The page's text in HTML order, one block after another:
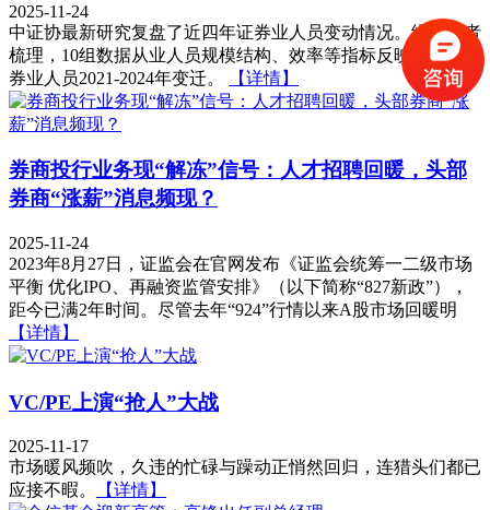
2025-11-24
中证协最新研究复盘了近四年证券业人员变动情况。经过记者
梳理，10组数据从业人员规模结构、效率等指标反映了我国证
券业人员2021-2024年变迁。
【详情】
券商投行业务现“解冻”信号：人才招聘回暖，头部
券商“涨薪”消息频现？
2025-11-24
2023年8月27日，证监会在官网发布《证监会统筹一二级市场
平衡 优化IPO、再融资监管安排》（以下简称“827新政”），
距今已满2年时间。尽管去年“924”行情以来A股市场回暖明
【详情】
VC/PE上演“抢人”大战
2025-11-17
市场暖风频吹，久违的忙碌与躁动正悄然回归，连猎头们都已
应接不暇。
【详情】